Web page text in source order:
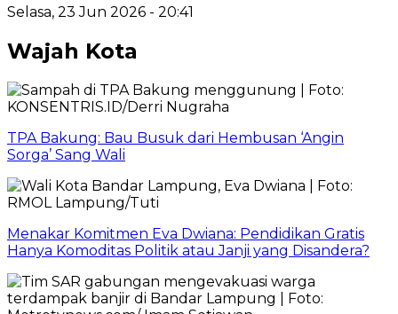
Selasa, 23 Jun 2026 - 20:41
Wajah Kota
TPA Bakung: Bau Busuk dari Hembusan ‘Angin
Sorga’ Sang Wali
Menakar Komitmen Eva Dwiana: Pendidikan Gratis
Hanya Komoditas Politik atau Janji yang Disandera?